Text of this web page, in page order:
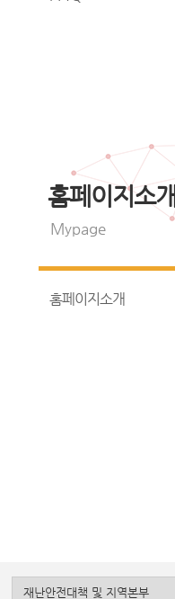
홈페이지소개
Mypage
홈페이지소개